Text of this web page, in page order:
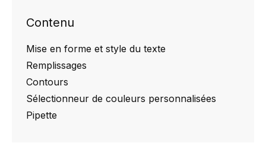
Contenu
Mise en forme et style du texte
Remplissages
Contours
Sélectionneur de couleurs personnalisées
Pipette